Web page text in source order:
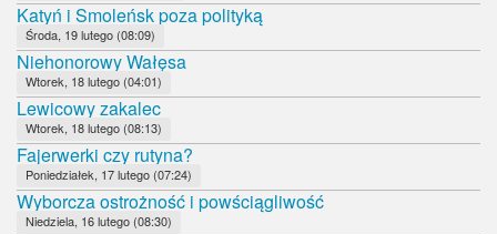
Katyń i Smoleńsk poza polityką
Środa, 19 lutego (08:09)
Niehonorowy Wałęsa
Wtorek, 18 lutego (04:01)
Lewicowy zakalec
Wtorek, 18 lutego (08:13)
Fajerwerki czy rutyna?
Poniedziałek, 17 lutego (07:24)
Wyborcza ostrożność i powściągliwość
Niedziela, 16 lutego (08:30)